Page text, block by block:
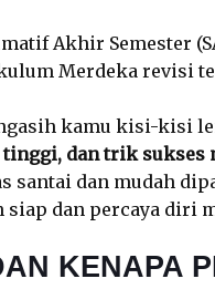
Akhir Semester
Merdeka revisi
kamu kisi-kisi
dan trik sukses
santai dan mudah
dan percaya diri
KENAPA